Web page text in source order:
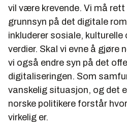
vil være krevende. Vi må
grunnsyn på det digitale
inkluderer sosiale,
verdier. Skal vi evne å gjøre
vi også endre syn på det
digitaliseringen. Som
vanskelig situasjon, og det
norske politikere forstår
virkelig er.